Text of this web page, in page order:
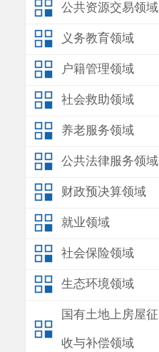
公共资源交易领域
义务教育领域
户籍管理领域
社会救助领域
养老服务领域
公共法律服务领域
财政预决算领域
就业领域
社会保险领域
生态环境领域
国有土地上房屋征
收与补偿领域